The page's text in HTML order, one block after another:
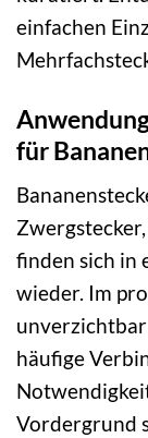
einfachen
für
finden sich in
wieder. Im
häufige
Vordergrund